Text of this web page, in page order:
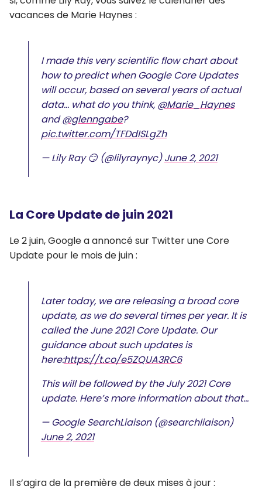
vacances de Marie Haynes :
I made this very scientific flow chart about
how to predict when Google Core Updates
will occur, based on several years of actual
data… what do you think, @Marie_Haynes
and@glenngabe?
pic.twitter.com/TFDdISLgZh
— Lily Ray 😏 (@lilyraynyc)June 2, 2021
La Core Update de juin 2021
Le 2 juin, Google a annoncé sur Twitter une Core
Update pour le mois de juin :
Later today, we are releasing a broad core
update, as we do several times per year. It is
called the June 2021 Core Update. Our
guidance about such updates is
here:https://t.co/e5ZQUA3RC6
This will be followed by the July 2021 Core
update. Here’s more information about that…
— Google SearchLiaison (@searchliaison)
June 2, 2021
Il s’agira de la première de deux mises à jour :